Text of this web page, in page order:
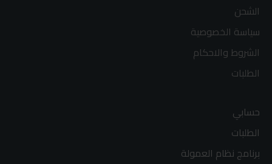
الشحن
سياسة الخصوصية
الشروط والاحكام
الطلبات
حسابي
الطلبات
برنامج نظام العمولة